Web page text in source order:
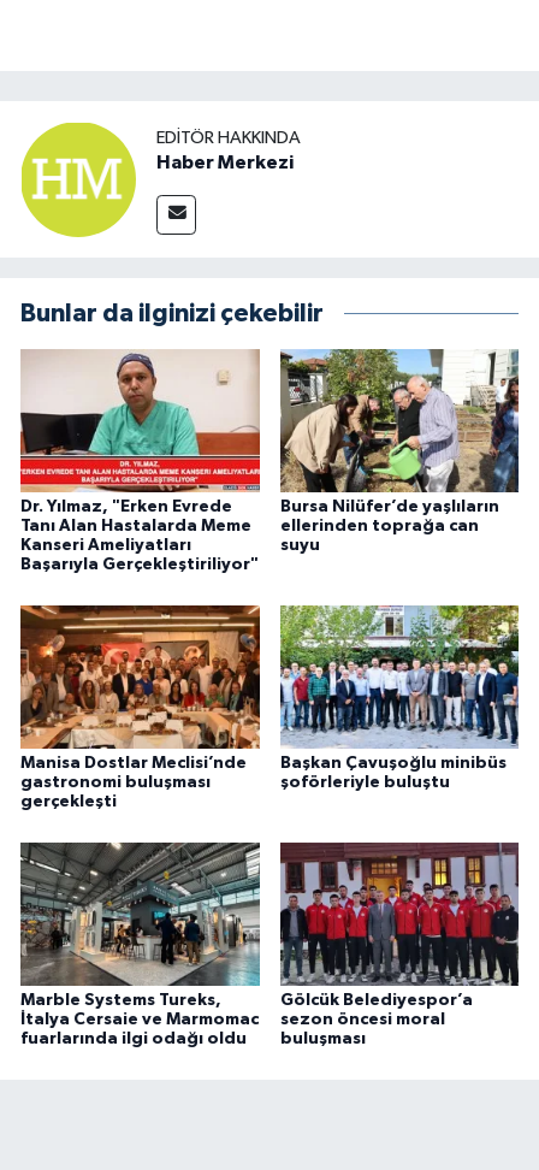
EDITÖR HAKKINDA
Haber Merkezi
Bunlar da ilginizi çekebilir
Dr. Yılmaz, "Erken Evrede
Tanı Alan Hastalarda Meme
Kanseri Ameliyatları
Başarıyla Gerçekleştiriliyor"
Bursa Nilüfer’de yaşlıların
ellerinden toprağa can
suyu
Manisa Dostlar Meclisi’nde
gastronomi buluşması
gerçekleşti
Başkan Çavuşoğlu minibüs
şoförleriyle buluştu
Marble Systems Tureks,
İtalya Cersaie ve Marmomac
fuarlarında ilgi odağı oldu
Gölcük Belediyespor’a
sezon öncesi moral
buluşması